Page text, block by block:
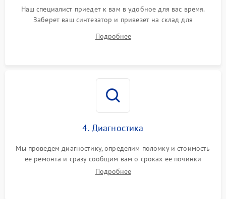
Наш специалист приедет к вам в удобное для вас время.
Заберет ваш синтезатор и привезет на склад для
Подробнее
4. Диагностика
Мы проведем диагностику, определим поломку и стоимость
ее ремонта и сразу сообщим вам о сроках ее починки
Подробнее